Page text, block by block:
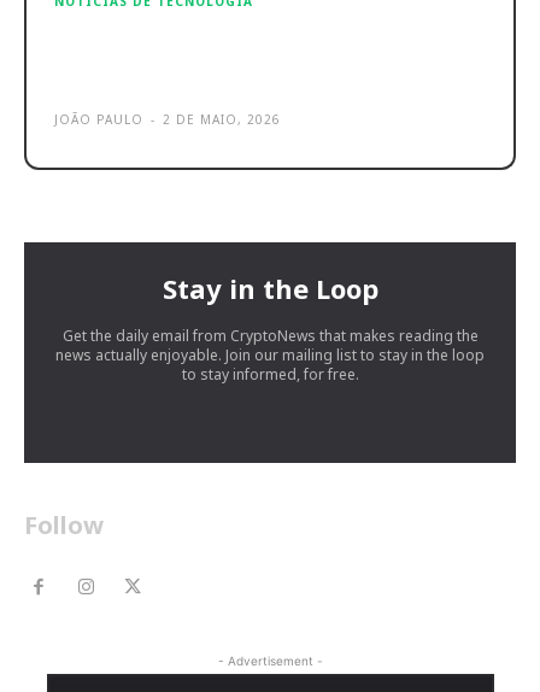
JOÃO PAULO - 2 DE MAIO, 2026
Stay in the Loop
Get the daily email from CryptoNews that makes reading the
news actually enjoyable. Join our mailing list to stay in the loop
to stay informed, for free.
Follow
- Advertisement -